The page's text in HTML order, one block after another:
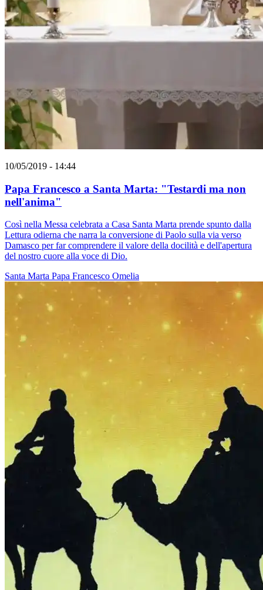
10/05/2019 - 14:44
Papa Francesco a Santa Marta: "Testardi ma non
nell'anima"
Così nella Messa celebrata a Casa Santa Marta prende spunto dalla
Lettura odierna che narra la conversione di Paolo sulla via verso
Damasco per far comprendere il valore della docilità e dell'apertura
del nostro cuore alla voce di Dio.
Santa Marta Papa Francesco Omelia